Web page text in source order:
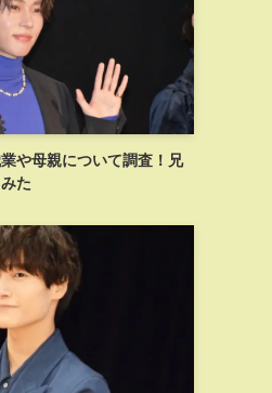
や母親について調査！兄
た